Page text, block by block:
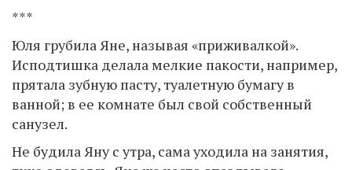
***
Юля грубила Яне, называя «приживалкой».
Исподтишка делала мелкие пакости, например,
прятала зубную пасту, туалетную бумагу в
ванной; в ее комнате был свой собственный
санузел.
Не будила Яну с утра, сама уходила на занятия,